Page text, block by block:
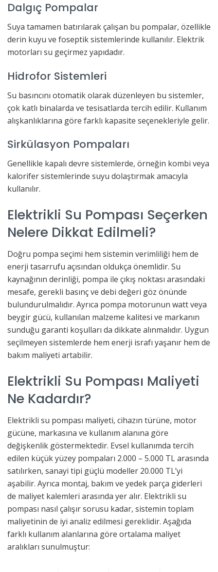
Dalgıç Pompalar
Suya tamamen batırılarak çalışan bu pompalar, özellikle
derin kuyu ve foseptik sistemlerinde kullanılır. Elektrik
motorları su geçirmez yapıdadır.
Hidrofor Sistemleri
Su basıncını otomatik olarak düzenleyen bu sistemler,
çok katlı binalarda ve tesisatlarda tercih edilir. Kullanım
alışkanlıklarına göre farklı kapasite seçenekleriyle gelir.
Sirkülasyon Pompaları
Genellikle kapalı devre sistemlerde, örneğin kombi veya
kalorifer sistemlerinde suyu dolaştırmak amacıyla
kullanılır.
Elektrikli Su Pompası Seçerken
Nelere Dikkat Edilmeli?
Doğru pompa seçimi hem sistemin verimliliği hem de
enerji tasarrufu açısından oldukça önemlidir. Su
kaynağının derinliği, pompa ile çıkış noktası arasındaki
mesafe, gerekli basınç ve debi değeri göz önünde
bulundurulmalıdır. Ayrıca pompa motorunun watt veya
beygir gücü, kullanılan malzeme kalitesi ve markanın
sunduğu garanti koşulları da dikkate alınmalıdır. Uygun
seçilmeyen sistemlerde hem enerji israfı yaşanır hem de
bakım maliyeti artabilir.
Elektrikli Su Pompası Maliyeti
Ne Kadardır?
Elektrikli su pompası maliyeti, cihazın türüne, motor
gücüne, markasına ve kullanım alanına göre
değişkenlik göstermektedir. Evsel kullanımda tercih
edilen küçük yüzey pompaları 2.000 – 5.000 TL arasında
satılırken, sanayi tipi güçlü modeller 20.000 TL’yi
aşabilir. Ayrıca montaj, bakım ve yedek parça giderleri
de maliyet kalemleri arasında yer alır. Elektrikli su
pompası nasıl çalışır sorusu kadar, sistemin toplam
maliyetinin de iyi analiz edilmesi gereklidir. Aşağıda
farklı kullanım alanlarına göre ortalama maliyet
aralıkları sunulmuştur: